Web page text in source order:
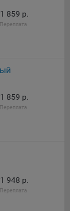
859 р.
Переплата
859 р.
Переплата
948 р.
Переплата